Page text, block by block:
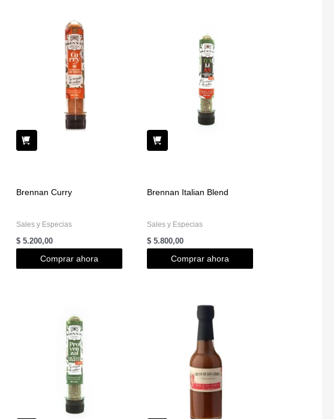
Brennan Curry
Sales y Especias
$5.200,00
Comprar ahora
Brennan Italian Blend
Sales y Especias
$ 5.800,00
Comprar ahora